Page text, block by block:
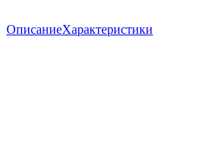
ОписаниеХарактеристики